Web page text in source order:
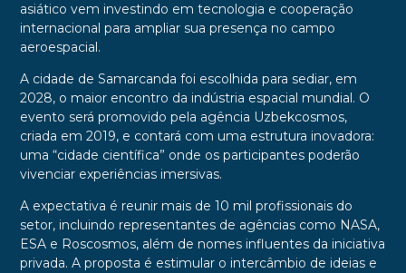
asiático vem investindo em tecnologia e cooperação
internacional para ampliar sua presença no campo
aeroespacial.
A cidade de Samarcanda foi escolhida para sediar, em
2028, o maior encontro da indústria espacial mundial. O
evento será promovido pela agência Uzbekcosmos,
criada em 2019, e contará com uma estrutura inovadora:
uma “cidade científica” onde os participantes poderão
vivenciar experiências imersivas.
A expectativa é reunir mais de 10 mil profissionais do
setor, incluindo representantes de agências como NASA,
ESA e Roscosmos, além de nomes influentes da iniciativa
privada. A proposta é estimular o intercâmbio de ideias e